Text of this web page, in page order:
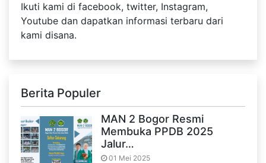
Ikuti kami di facebook, twitter, Instagram,
Youtube dan dapatkan informasi terbaru dari
kami disana.
Berita Populer
MAN 2 Bogor Resmi
Membuka PPDB 2025
Jalur…
01 Mei 2025